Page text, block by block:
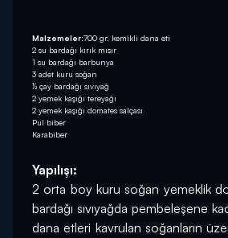
Malzemeler:700 gr. kemikli dana eti
2 su bardağı kırık mısır
1 su bardağı barbunya
3 adet kuru soğan
½ çay bardağı sıvıyağ
2 yemek kaşığı tereyağı
2 yemek kaşığı domates salçası
Pul biber
Karabiber
Yapılışı:
2 orta boy kuru soğan yemeklik
bardağı sıvıyağda pembeleşene
dana etleri kavrulan soğanların